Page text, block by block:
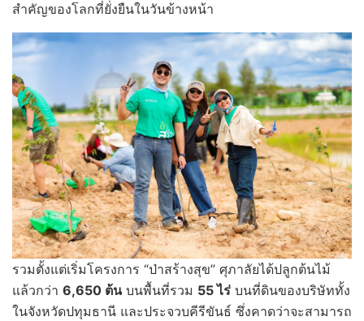
สำคัญของโลกที่ยั่งยืนในวันข้างหน้า
รวมตั้งแต่เริ่มโครงการ “ป่าสร้างสุข” ศุภาลัยได้ปลูกต้นไม้
แล้วกว่า 6,650 ต้นบนพื้นที่รวม 55 ไร่ บนที่ดินของบริษัททั้ง
ในจังหวัดปทุมธานี และประจวบคีรีขันธ์ ซึ่งคาดว่าจะสามารถ